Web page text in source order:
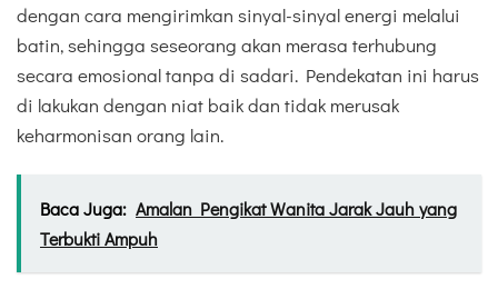
dengan cara mengirimkan sinyal-sinyal energi melalui
batin, sehingga seseorang akan merasa terhubung
secara emosional tanpa di sadari. Pendekatan ini harus
di lakukan dengan niat baik dan tidak merusak
keharmonisan orang lain.
Baca Juga: Amalan Pengikat Wanita Jarak Jauh yang
Terbukti Ampuh